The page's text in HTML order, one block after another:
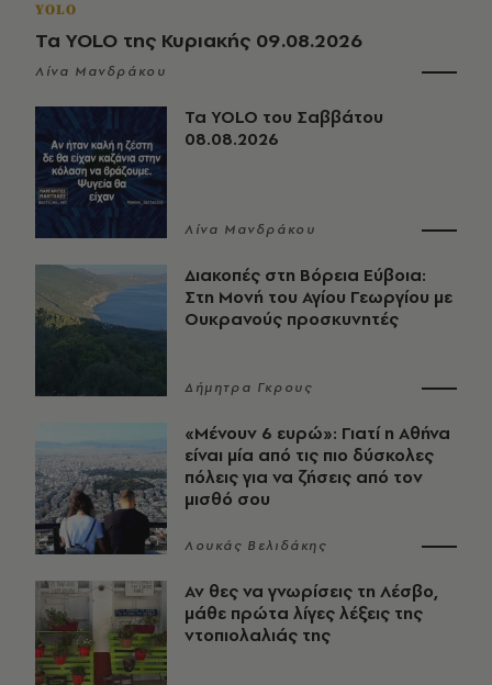
YOLO
Τα YOLO της Κυριακής 09.08.2026
Λίνα Μανδράκου
Τα YOLO του Σαββάτου
08.08.2026
Λίνα Μανδράκου
Διακοπές στη Βόρεια Εύβοια:
Στη Μονή του Αγίου Γεωργίου με
Ουκρανούς προσκυνητές
Δήμητρα Γκρους
«Μένουν 6 ευρώ»: Γιατί η Αθήνα
είναι μία από τις πιο δύσκολες
πόλεις για να ζήσεις από τον
μισθό σου
Λουκάς Βελιδάκης
Αν θες να γνωρίσεις τη Λέσβο,
μάθε πρώτα λίγες λέξεις της
ντοπιολαλιάς της